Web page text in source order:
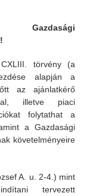
törvény (a
alapján a
az ajánlatkérő
illetve piaci
folytathat a
a Gazdasági
követelményeire
A. u. 2-4.) mint
tervezett